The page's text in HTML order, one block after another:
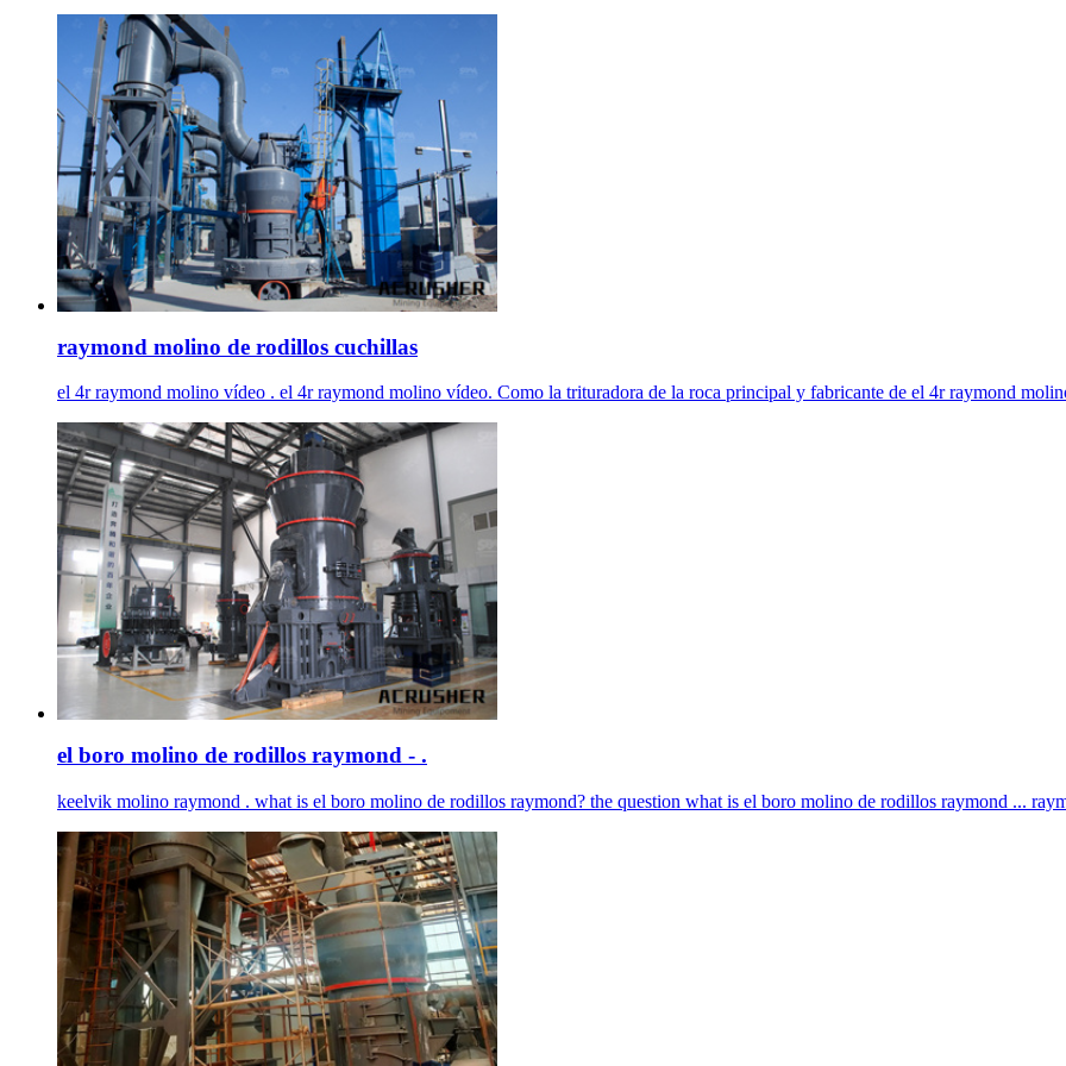
raymond molino de rodillos cuchillas
el 4r raymond molino vídeo . el 4r raymond molino vídeo. Como la trituradora de la roca principal y fabricante de el 4r raymond
el boro molino de rodillos raymond - .
keelvik molino raymond . what is el boro molino de rodillos raymond? the question what is el boro molino de rodillos raymond ...